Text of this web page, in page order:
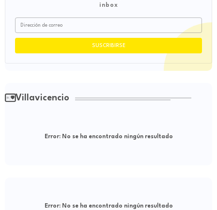
inbox
Villavicencio
Error:No se ha encontrado ningún resultado
Error:No se ha encontrado ningún resultado